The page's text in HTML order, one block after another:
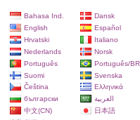
Bahasa Ind. Dansk
English
Español
Hrvatski
Italiano
Nederlands
Norsk
Português
Português/BR
Suomi
Svenska
Čeština
Ελληνικά
български
العربية
中文(CN)
日本語